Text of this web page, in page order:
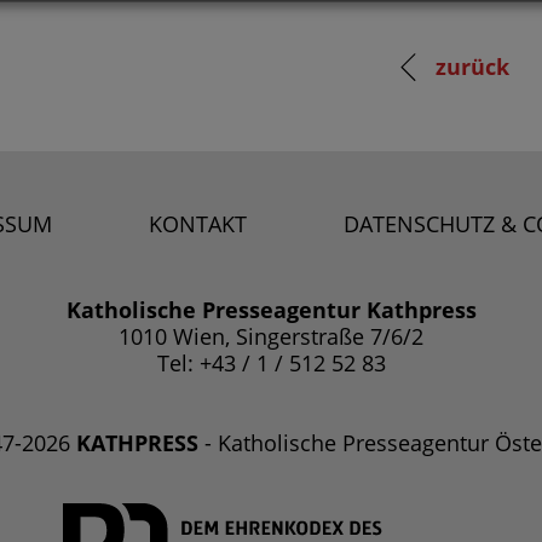
zurück
KONTAKT DATENSCHUTZ &
Katholische Presseagentur Kathpress
1010 Wien, Singerstraße 7/6/2
Tel: +43 / 1 / 512 52 83
2026 KATHPRESS - Katholische Presseagentur